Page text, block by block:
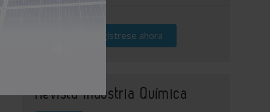
Regístrese ahora
Revista Industria Química